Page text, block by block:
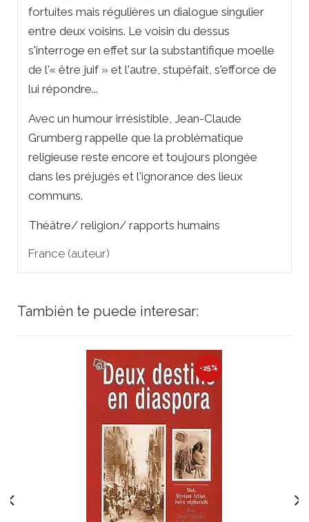
fortuites mais régulières un dialogue singulier
entre deux voisins. Le voisin du dessus
s'interroge en effet sur la substantifique moelle
de l'« être juif » et l'autre, stupéfait, s'efforce de
lui répondre...
Avec un humour irrésistible, Jean-Claude
Grumberg rappelle que la problématique
religieuse reste encore et toujours plongée
dans les préjugés et l'ignorance des lieux
communs.
Théâtre/ religion/ rapports humains
France (auteur)
También te puede interesar:
-25%